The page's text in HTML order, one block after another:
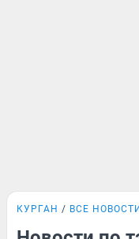
КУРГАН ВСЕ НОВОСТИ